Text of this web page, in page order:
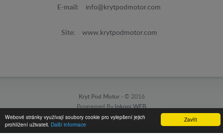
Zavřít
Webové stránky využívají soubory cookie pro vylepšení jejich
prohlížení uživateli. Další informace
E-mail: info@krytpodmotor.com
Site: www.krytpodmotor.com
Kryt Pod Motor - © 2016
Programed By lokopi WEB